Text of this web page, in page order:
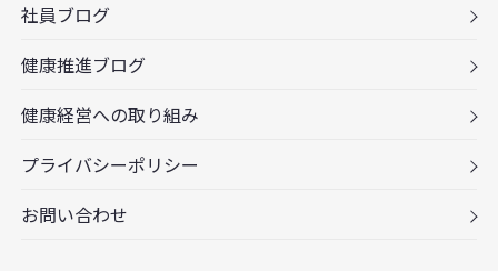
社員ブログ
健康推進ブログ
健康経営への取り組み
プライバシーポリシー
お問い合わせ